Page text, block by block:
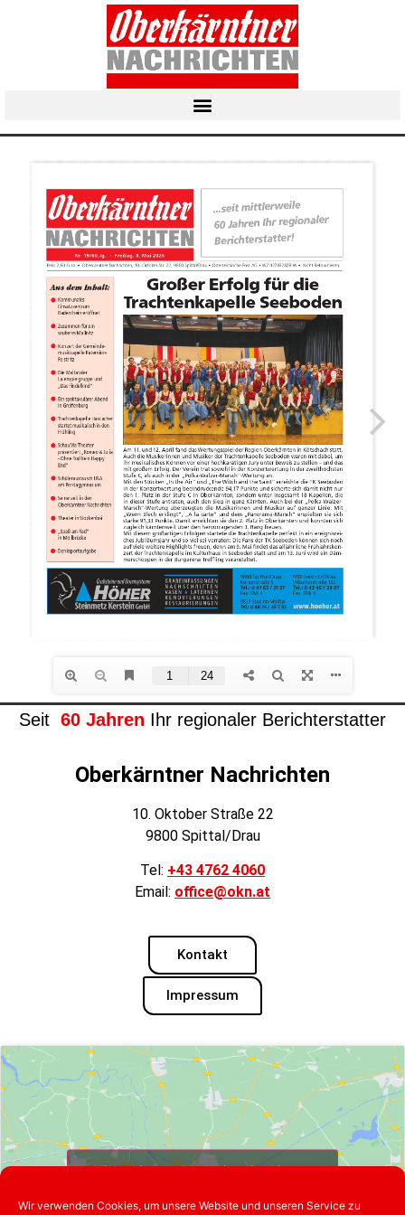
Wir verwenden Cookies, um unsere Website und unseren Service zu
Seit 60 Jahren Ihr regionaler Berichterstatter
Oberkärntner Nachrichten
10. Oktober Straße 22
9800 Spittal/Drau
Tel: +43 4762 4060
Email: office@okn.at
Kontakt
Impressum
Klicke hier, um Marketing-Cookies zu
aktivieren